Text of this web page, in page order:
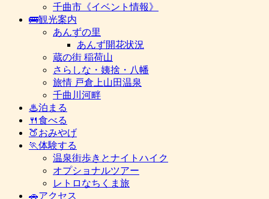
千曲市《イベント情報》
🚌観光案内
あんずの里
あんず開花状況
蔵の街 稲荷山
さらしな・姨捨・八幡
旅情 戸倉上山田温泉
千曲川河畔
♨泊まる
🍴食べる
🍑おみやげ
🏃体験する
温泉街歩きとナイトハイク
オプショナルツアー
レトロなちくま旅
🚗アクセス